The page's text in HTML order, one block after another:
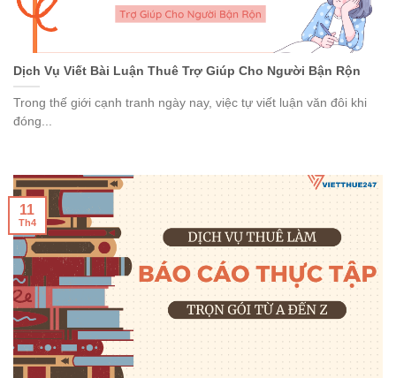
Dịch Vụ Viết Bài Luận Thuê Trợ Giúp Cho Người Bận Rộn
Trong thế giới cạnh tranh ngày nay, việc tự viết luận văn đôi khi
đóng...
11
Th4